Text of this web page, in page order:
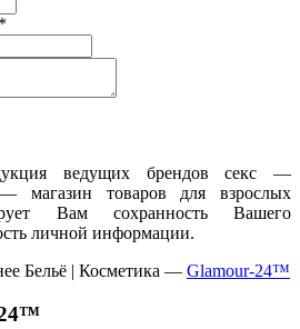
*
ведущих брендов секс —
магазин товаров для взрослых
Вам сохранность Вашего
личной информации.
Бельё | Косметика — Glamour-24™